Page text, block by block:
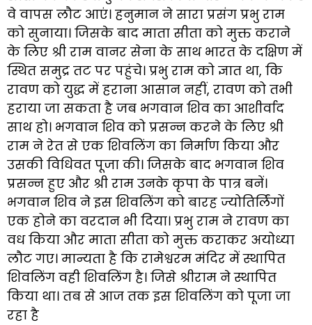
वे वापस लौट आएं। हनुमान ने सारा प्रसंग प्रभु राम
को सुनाया। जिसके बाद माता सीता को मुक्त कराने
के लिए श्री राम वानर सेना के साथ भारत के दक्षिण में
स्थित समुद्र तट पर पहुंचे। प्रभु राम को ज्ञात था, कि
रावण को युद्ध में हराना आसान नहीं, रावण को तभी
हराया जा सकता है जब भगवान शिव का आशीर्वाद
साथ हो। भगवान शिव को प्रसन्न करने के लिए श्री
राम ने रेत से एक शिवलिंग का निर्माण किया और
उसकी विधिवत पूजा की। जिसके बाद भगवान शिव
प्रसन्न हुए और श्री राम उनके कृपा के पात्र बनें।
भगवान शिव ने इस शिवलिंग को बारह ज्योतिर्लिंगों
एक होने का वरदान भी दिया। प्रभु राम ने रावण का
वध किया और माता सीता को मुक्त कराकर अयोध्या
लौट गए। मान्यता है कि रामेश्वरम मंदिर में स्थापित
शिवलिंग वही शिवलिंग है। जिसे श्रीराम ने स्थापित
किया था। तब से आज तक इस शिवलिंग को पूजा जा
रहा है